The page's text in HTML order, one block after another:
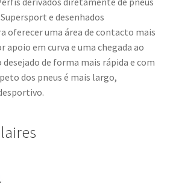
e desenhados
oferecer uma área de contacto mais
apoio em curva e uma chegada ao
de forma mais rápida e com
dos pneus é mais largo,